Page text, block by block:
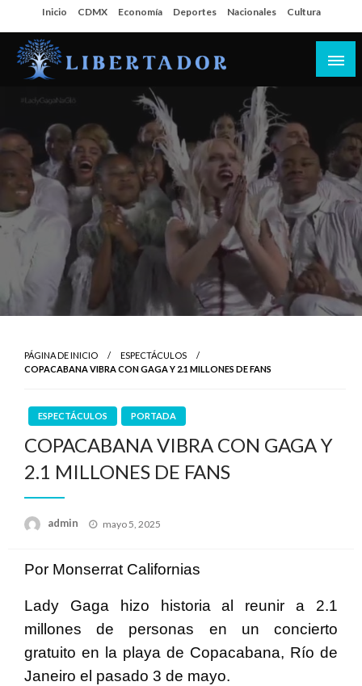
al
contenido
Inicio CDMX Economía Deportes Nacionales Cultura
Libertador MX
PÁGINA DE INICIO
ESPECTÁCULOS
COPACABANA VIBRA CON GAGA Y 2.1 MILLONES DE FANS
ESPECTÁCULOS PORTADA
COPACABANA VIBRA CON GAGA Y
2.1 MILLONES DE FANS
admin
Publicado
mayo 5, 2025
Por Monserrat Californias
Lady Gaga hizo historia al reunir a 2.1
millones de personas en un concierto
gratuito en la playa de Copacabana, Río de
Janeiro el pasado 3 de mayo.